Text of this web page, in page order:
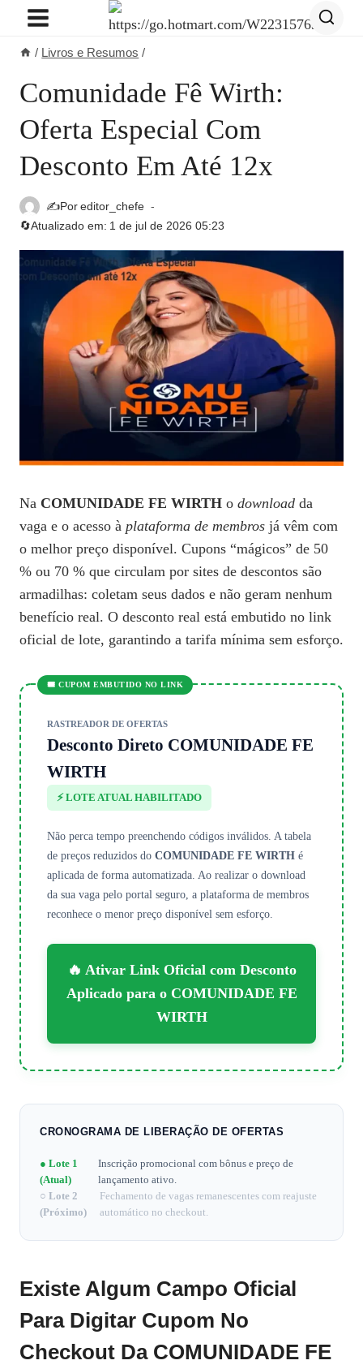
Pular
/ Livros e Resumos /
Comunidade Fê Wirth:
Oferta Especial Com
Desconto Em Até 12x
✍️Poreditor_chefe
🔄Atualizado em: 1 de jul de 2026 05:23
Na COMUNIDADE FE WIRTH o download da
vaga e o acesso à plataforma de membros já vêm com
o melhor preço disponível. Cupons “mágicos” de 50
% ou 70 % que circulam por sites de descontos são
armadilhas: coletam seus dados e não geram nenhum
benefício real. O desconto real está embutido no link
oficial de lote, garantindo a tarifa mínima sem esforço.
🎟️ CUPOM EMBUTIDO NO LINK
RASTREADOR DE OFERTAS
Desconto Direto COMUNIDADE FE
WIRTH
⚡ LOTE ATUAL HABILITADO
Não perca tempo preenchendo códigos inválidos. A tabela
de preços reduzidos do COMUNIDADE FE WIRTH é
aplicada de forma automatizada. Ao realizar o download
da sua vaga pelo portal seguro, a plataforma de membros
reconhece o menor preço disponível sem esforço.
🔥 Ativar Link Oficial com Desconto
Aplicado para o COMUNIDADE FE
WIRTH
CRONOGRAMA DE LIBERAÇÃO DE OFERTAS
● Lote 1
(Atual)
Inscrição promocional com bônus e preço de
lançamento ativo.
○ Lote 2
(Próximo)
Fechamento de vagas remanescentes com reajuste
automático no checkout.
Existe Algum Campo Oficial
Para Digitar Cupom No
Checkout Da COMUNIDADE FE